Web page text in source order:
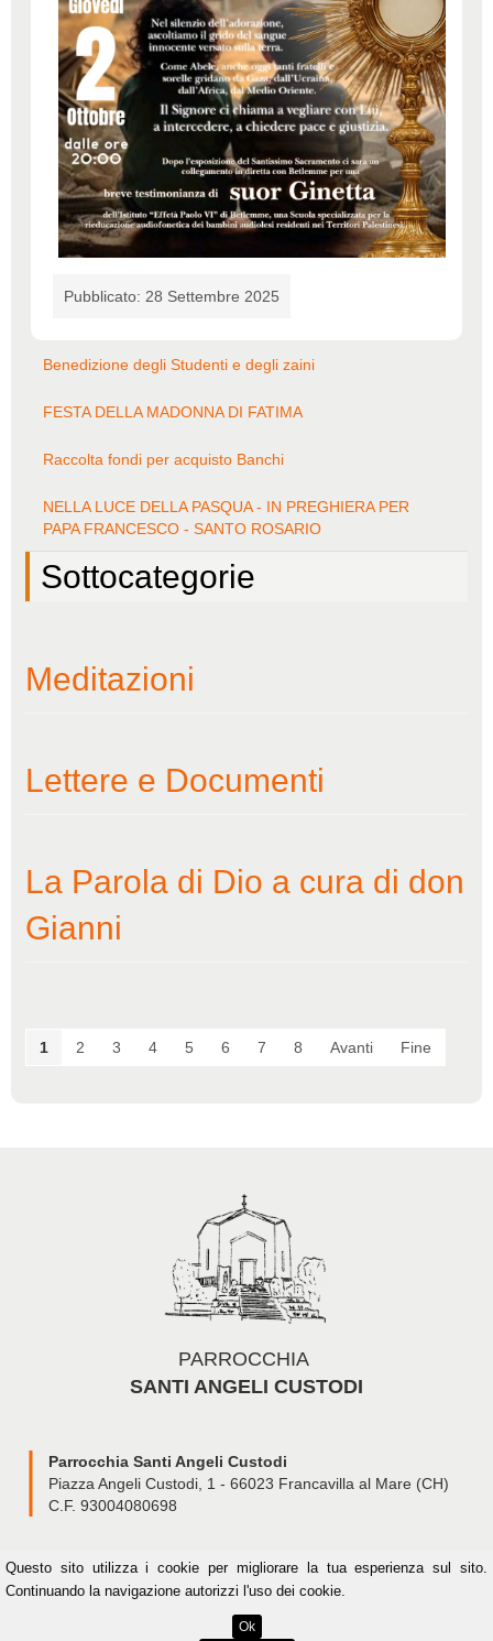
Pubblicato: 28 Settembre 2025
Benedizione degli Studenti e degli zaini
FESTA DELLA MADONNA DI FATIMA
Raccolta fondi per acquisto Banchi
NELLA LUCE DELLA PASQUA - IN PREGHIERA PER
PAPA FRANCESCO - SANTO ROSARIO
Sottocategorie
Meditazioni
Lettere e Documenti
La Parola di Dio a cura di don
Gianni
1 2 3 4 5 6 7 8 Avanti Fine
PARROCCHIA
SANTI ANGELI CUSTODI
Parrocchia Santi Angeli Custodi
Piazza Angeli Custodi, 1 - 66023 Francavilla al Mare (CH)
C.F. 93004080698
Questo sitoutilizza i cookie per migliorare la tua esperienza sul sito.
Continuando la navigazione autorizzi l'uso dei cookie.
Ok